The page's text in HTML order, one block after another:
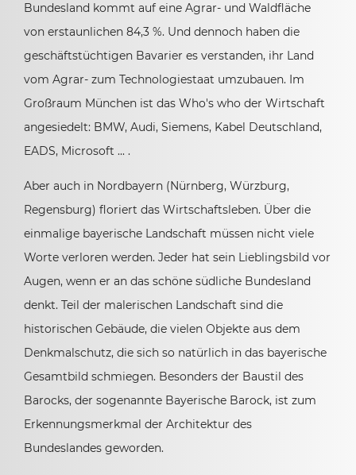
Bundesland kommt auf eine Agrar- und Waldfläche
von erstaunlichen 84,3 %. Und dennoch haben die
geschäftstüchtigen Bavarier es verstanden, ihr Land
vom Agrar- zum Technologiestaat umzubauen. Im
Großraum München ist das Who's who der Wirtschaft
angesiedelt: BMW, Audi, Siemens, Kabel Deutschland,
EADS, Microsoft ... .
Aber auch in Nordbayern (Nürnberg, Würzburg,
Regensburg) floriert das Wirtschaftsleben. Über die
einmalige bayerische Landschaft müssen nicht viele
Worte verloren werden. Jeder hat sein Lieblingsbild vor
Augen, wenn er an das schöne südliche Bundesland
denkt. Teil der malerischen Landschaft sind die
historischen Gebäude, die vielen Objekte aus dem
Denkmalschutz, die sich so natürlich in das bayerische
Gesamtbild schmiegen. Besonders der Baustil des
Barocks, der sogenannte Bayerische Barock, ist zum
Erkennungsmerkmal der Architektur des
Bundeslandes geworden.